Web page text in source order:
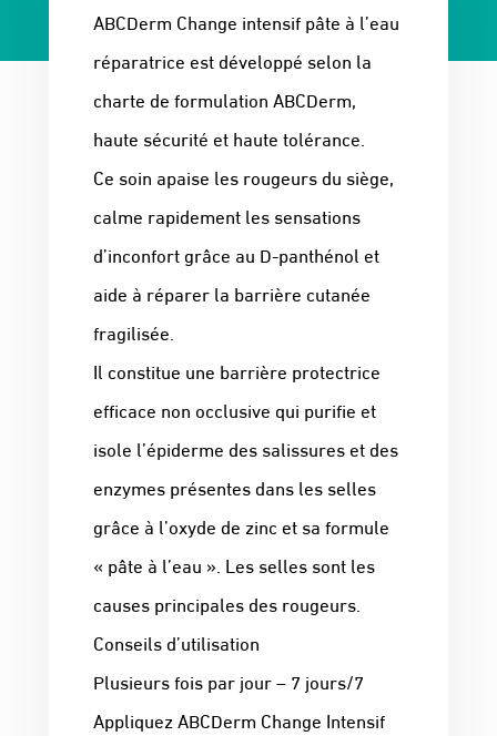
ABCDerm Change intensif pâte à l’eau
réparatrice est développé selon la
charte de formulation ABCDerm,
haute sécurité et haute tolérance.
Ce soin apaise les rougeurs du siège,
calme rapidement les sensations
d’inconfort grâce au D-panthénol et
aide à réparer la barrière cutanée
fragilisée.
Il constitue une barrière protectrice
efficace non occlusive qui purifie et
isole l’épiderme des salissures et des
enzymes présentes dans les selles
grâce à l’oxyde de zinc et sa formule
« pâte à l’eau ». Les selles sont les
causes principales des rougeurs.
Conseils d’utilisation
Plusieurs fois par jour – 7 jours/7
Appliquez ABCDerm Change Intensif